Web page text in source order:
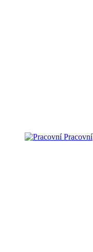
Pracovní